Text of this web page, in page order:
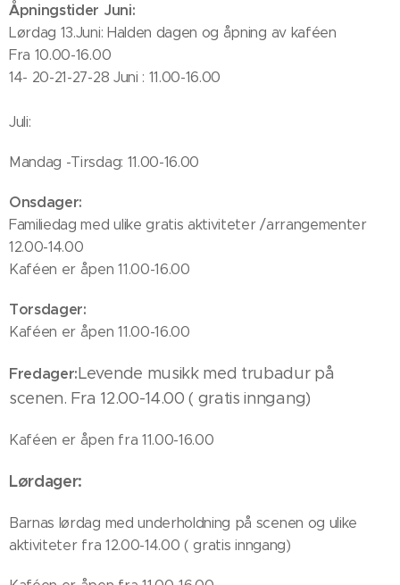
Åpningstider Juni:
Lørdag 13.Juni: Halden dagen og åpning av kaféen
Fra 10.00-16.00
14- 20-21-27-28 Juni : 11.00-16.00
Juli:
Mandag -Tirsdag: 11.00-16.00
Onsdager:
Familiedag med ulike gratis aktiviteter /arrangementer
12.00-14.00
Kaféen er åpen 11.00-16.00
Torsdager:
Kaféen er åpen 11.00-16.00
Fredager:Levende musikk med trubadur på
scenen. Fra 12.00-14.00 ( gratis inngang)
Kaféen er åpen fra 11.00-16.00
Lørdager:
Barnas lørdag med underholdning på scenen og ulike
aktiviteter fra 12.00-14.00 ( gratis inngang)